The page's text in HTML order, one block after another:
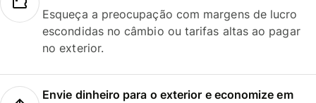
Esqueça a preocupação com margens de lucro
escondidas no câmbio ou tarifas altas ao pagar
no exterior.
Envie dinheiro para o exterior e economize em